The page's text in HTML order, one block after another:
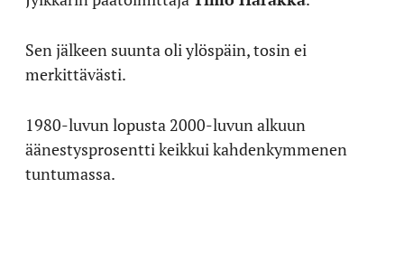
Sen jälkeen suunta oli ylöspäin, tosin ei
merkittävästi.
1980-luvun lopusta 2000-luvun alkuun
äänestysprosentti keikkui kahdenkymmenen
tuntumassa.